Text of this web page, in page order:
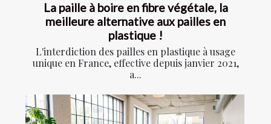
La paille à boire en fibre végétale, la
meilleure alternative aux pailles en
plastique !
L'interdiction des pailles en plastique à usage
unique en France, effective depuis janvier 2021,
a...